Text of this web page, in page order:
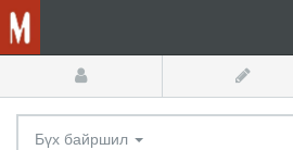
Бүх байршил